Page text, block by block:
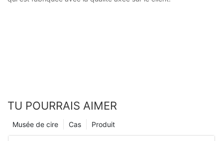
TU POURRAIS AIMER
Produit
Cas
Musée de cire